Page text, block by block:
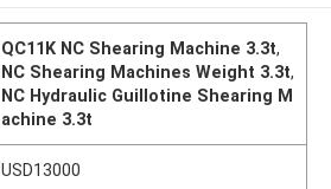
QC11K NC Shearing Machine 3.3t,
NC Shearing Machines Weight 3.3t,
NC Hydraulic Guillotine Shearing M
achine 3.3t
USD13000